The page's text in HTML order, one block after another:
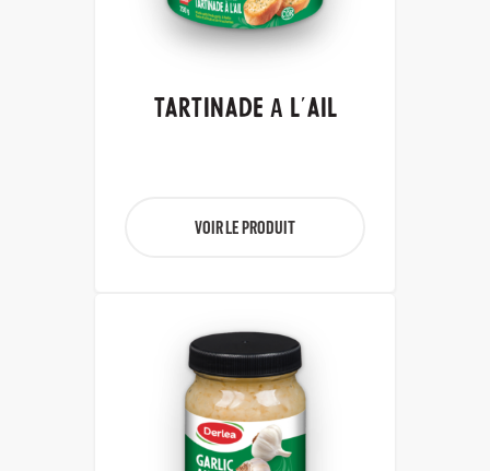
TARTINADE À L'AIL
VOIR LE PRODUIT